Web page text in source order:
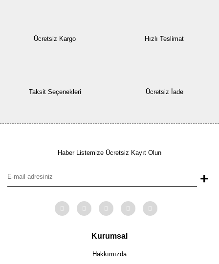
Ücretsiz Kargo Hızlı Teslimat
Taksit Seçenekleri Ücretsiz İade
Haber Listemize Ücretsiz Kayıt Olun
+
Kurumsal
Hakkımızda